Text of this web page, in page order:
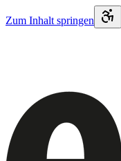
Zum Inhalt springen